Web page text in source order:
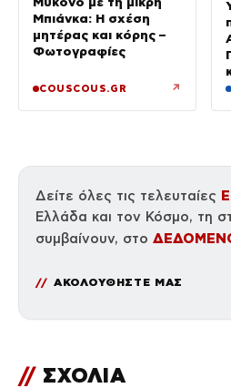
Μπιάνκα: Η σχέση
μητέρας και κόρης –
Φωτογραφίες
COUSCOUS.GR ↗
Δείτε όλες τις τελευταίες
Ελλάδα και τον Κόσμο, τη
συμβαίνουν, στο
ΑΚΟΛΟΥΘΗΣΤΕ ΜΑΣ
// ΣΧΟΛΙΑ